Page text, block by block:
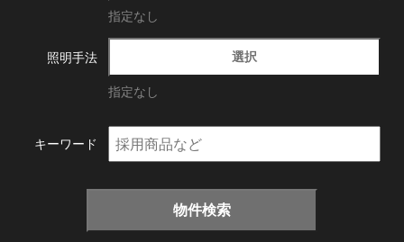
指定なし
照明手法 選択
指定なし
キーワード
物件検索